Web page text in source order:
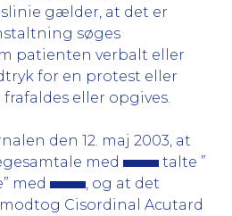
gælder, at det er
søges
patienten verbalt eller
for en protest eller
eller opgives.
den 12. maj 2003, at
med
talte ”
med
, og at det
Cisordinal Acutard